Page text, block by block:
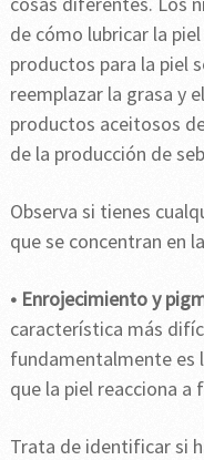
de cómo lubricar la
productos para la piel
reemplazar la grasa y
productos aceitosos
de la producción de
Observa si tienes
que se concentran en
• Enrojecimiento y
característica más
fundamentalmente es
que la piel reacciona
Trata de identificar si